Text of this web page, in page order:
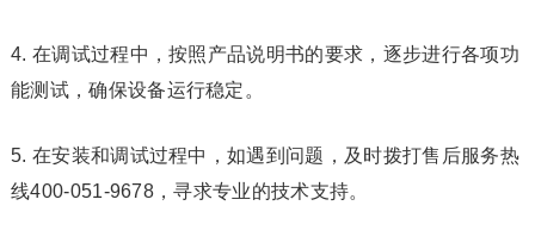
4. 在调试过程中，按照产品说明书的要求，逐步进行各项功
能测试，确保设备运行稳定。
5. 在安装和调试过程中，如遇到问题，及时拨打售后服务热
线400-051-9678，寻求专业的技术支持。